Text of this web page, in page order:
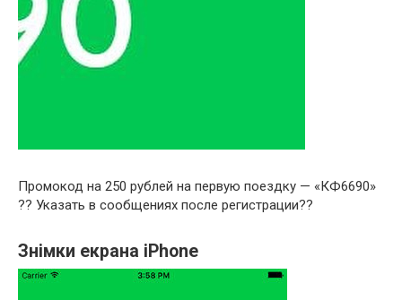
Промокод на 250 рублей на первую поездку — «КФ6690»
?? Указать в сообщениях после регистрации??
Знімки екрана iPhone